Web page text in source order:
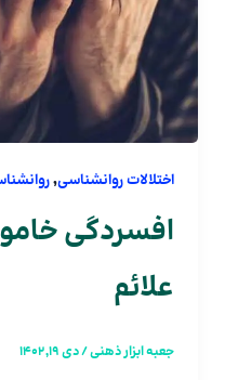
اختلالات روانشناسی,
افسردگی
علائم
جعبه ابزار ذهنی/دی 19, 1402